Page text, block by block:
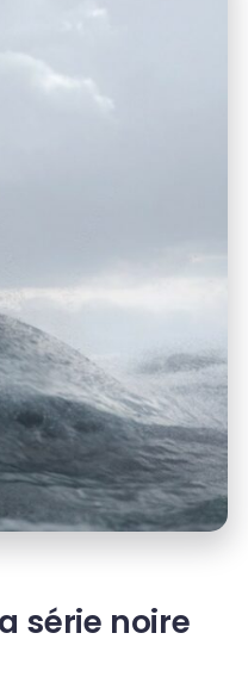
série noire